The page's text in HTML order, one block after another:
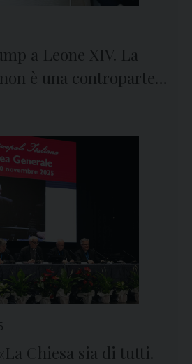
a Leone XIV. La
è una controparte
Chiesa sia di tutti.